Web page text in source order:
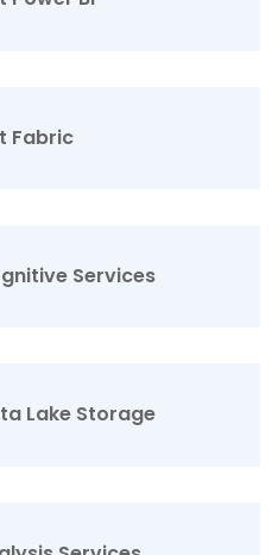
Fabric
Services
Lake Storage